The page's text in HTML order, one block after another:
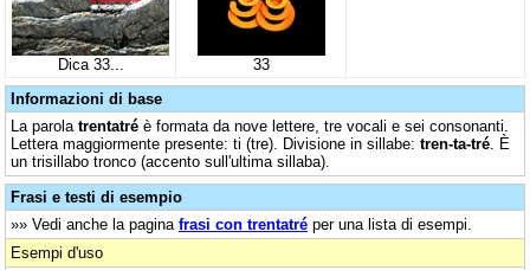
Dica 33...
33
Informazioni di base
La parola trentatré è formata da nove lettere, tre vocali e sei consonanti.
Lettera maggiormente presente: ti (tre). Divisione in sillabe: tren-ta-tré . È
un trisillabo tronco (accento sull'ultima sillaba).
Frasi e testi di esempio
»» Vedi anche la pagina frasi con trentatré per una lista di esempi.
Esempi d'uso